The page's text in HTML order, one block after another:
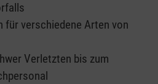
für verschiedene Arten von
Verletzten bis zum